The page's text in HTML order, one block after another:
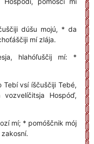
dúšu mojú, * da
mí zlája.
hlahóľuščij mí: *
vsí íščuščiji Tebé,
Hospóď,
mí; * pomóščnik mój